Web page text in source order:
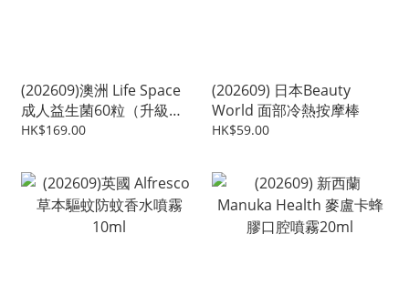
(202609)澳洲 Life Space
成人益生菌60粒（升級
版）
HK$169.00
(202609) 日本Beauty
World 面部冷熱按摩棒
HK$59.00